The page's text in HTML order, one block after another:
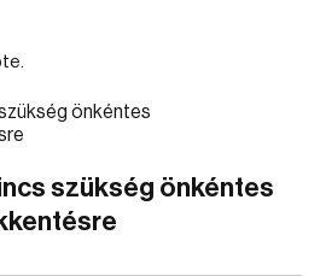
szükség önkéntes